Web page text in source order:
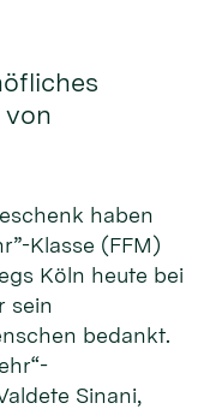
haben
Klasse (FFM)
Köln heute bei
sein
bedankt.
Sinani,